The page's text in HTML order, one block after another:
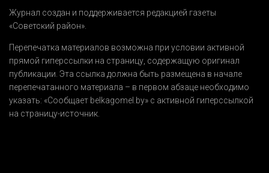
Журнал создан и поддерживается редакцией газеты
«Советский район».
Перепечатка материалов возможна при условии активной
прямой гиперссылки на страницу, содержащую оригинал
публикации. Эта ссылка должна быть размещена в начале
перепечатанного материала – в первом абзаце необходимо
указать: «Сообщает belkagomel.by» с активной гиперссылкой
на страницу-источник.